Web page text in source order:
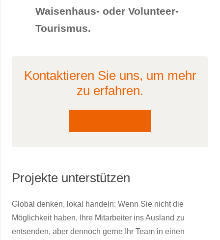
Waisenhaus- oder Volunteer-
Tourismus.
Kontaktieren Sie uns, um mehr
zu erfahren.
Projekte unterstützen
Global denken, lokal handeln: Wenn Sie nicht die
Möglichkeit haben, Ihre Mitarbeiter ins Ausland zu
entsenden, aber dennoch gerne Ihr Team in einen